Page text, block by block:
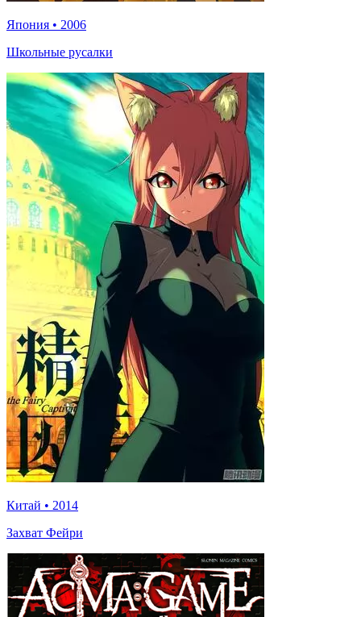
Япония • 2006
Школьные русалки
Китай • 2014
Захват Фейри